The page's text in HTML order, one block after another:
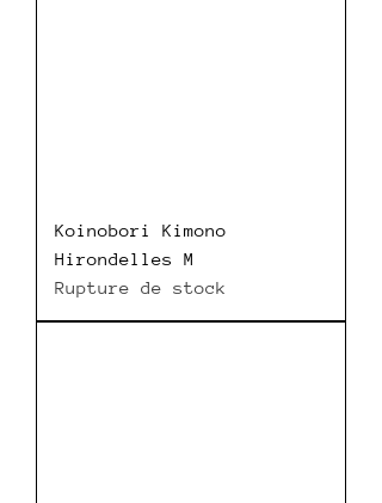
Koinobori Kimono
Hirondelles M
Rupture de stock